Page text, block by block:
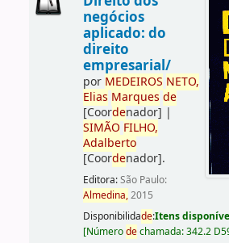
negócios
aplicado: do
direito
empresarial/
por MEDEIROS NETO,
Elias Marques de
[Coordenador] |
SIMÃO FILHO,
Adalberto
[Coordenador].
Editora:São Paulo:
Almedina,2015
Disponibilidade:Itens
[Númerodechamada:342.2